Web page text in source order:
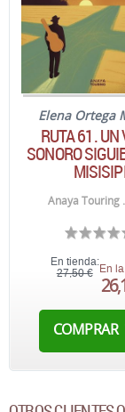
Elena Ortega
RUTA 61. UN
SONORO
Anaya Touring
En tienda:
27,50 € En
COMPRAR